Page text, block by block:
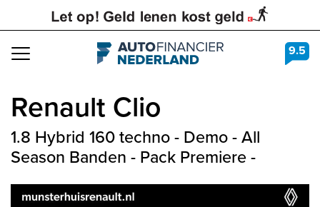
Navigation 9.5
Renault Clio
1.8 Hybrid 160 techno - Demo - All
Season Banden - Pack Premiere -